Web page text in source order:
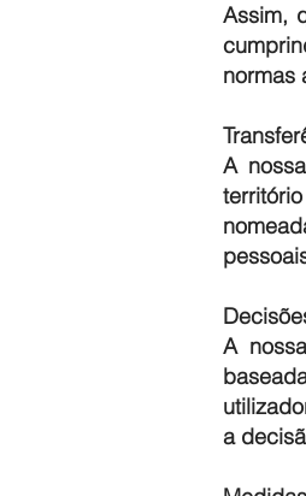
Assim,
normas
A
A
a